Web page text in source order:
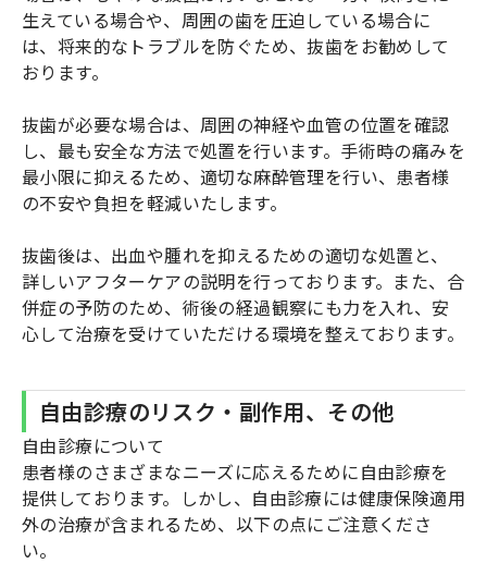
生えている場合や、周囲の歯を圧迫している場合に
は、将来的なトラブルを防ぐため、抜歯をお勧めして
おります。
抜歯が必要な場合は、周囲の神経や血管の位置を確認
し、最も安全な方法で処置を行います。手術時の痛みを
最小限に抑えるため、適切な麻酔管理を行い、患者様
の不安や負担を軽減いたします。
抜歯後は、出血や腫れを抑えるための適切な処置と、
詳しいアフターケアの説明を行っております。また、合
併症の予防のため、術後の経過観察にも力を入れ、安
心して治療を受けていただける環境を整えております。
自由診療のリスク・副作用、その他
自由診療について
患者様のさまざまなニーズに応えるために自由診療を
提供しております。しかし、自由診療には健康保険適用
外の治療が含まれるため、以下の点にご注意くださ
い。